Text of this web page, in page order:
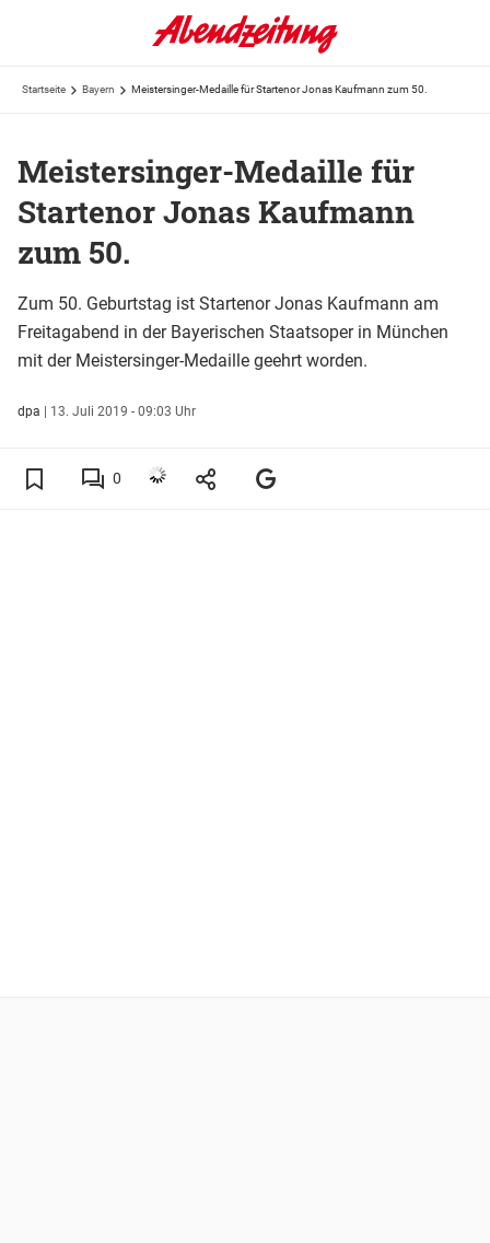
Startseite Bayern Meistersinger-Medaille für Startenor Jonas Kaufmann zum 50.
Meistersinger-Medaille für
Startenor Jonas Kaufmann
zum 50.
Zum 50. Geburtstag ist Startenor Jonas Kaufmann am
Freitagabend in der Bayerischen Staatsoper in München
mit der Meistersinger-Medaille geehrt worden.
dpa | 13. Juli 2019 - 09:03 Uhr
0